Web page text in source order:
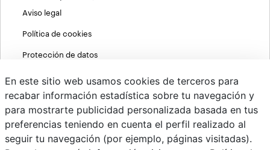
Aviso legal
Política de cookies
Protección de datos
Política de privacidad web
MIFID
PSD2
En este sitio web usamos cookies de terceros para
recabar información estadística sobre tu navegación y
para mostrarte publicidad personalizada basada en tus
preferencias teniendo en cuenta el perfil realizado al
seguir tu navegación (por ejemplo, páginas visitadas).